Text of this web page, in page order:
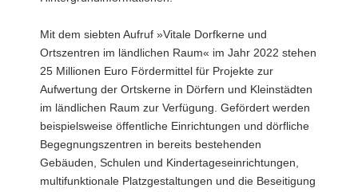
Mit dem siebten Aufruf »Vitale Dorfkerne und
Ortszentren im ländlichen Raum« im Jahr 2022 stehen
25 Millionen Euro Fördermittel für Projekte zur
Aufwertung der Ortskerne in Dörfern und Kleinstädten
im ländlichen Raum zur Verfügung. Gefördert werden
beispielsweise öffentliche Einrichtungen und dörfliche
Begegnungszentren in bereits bestehenden
Gebäuden, Schulen und Kindertageseinrichtungen,
multifunktionale Platzgestaltungen und die Beseitigung